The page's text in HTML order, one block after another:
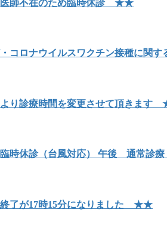
師不在のため臨時休診 ★★
ロナウイルスワクチン接種に関
り診療時間を変更させて頂きま
休診（台風対応） 午後 通常
了が17時15分になりました ★★